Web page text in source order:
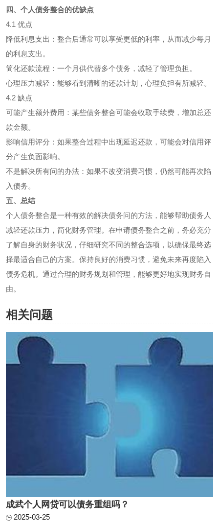
四、个人债务整合的优缺点
4.1 优点
降低利息支出：整合后通常可以享受更低的利率，从而减少每月
的利息支出。
简化还款流程：一个月供代替多个债务，减轻了管理负担。
心理压力减轻：能够看到清晰的还款计划，心理负担有所减轻。
4.2 缺点
可能产生额外费用：某些债务整合可能会收取手续费，增加总还
款金额。
影响信用评分：如果整合过程中出现延迟还款，可能会对信用评
分产生负面影响。
不是解决所有问的办法：如果不改变消费习惯，仍然可能再次陷
入债务。
五、总结
个人债务整合是一种有效的解决债务问的方法，能够帮助债务人
减轻还款压力，简化财务管理。在申请债务整合之前，务必充分
了解自身的财务状况，仔细研究不同的整合选项，以确保最终选
择最适合自己的方案。保持良好的消费习惯，避免未来再度陷入
债务危机。通过合理的财务规划和管理，能够更好地实现财务自
由。
相关问题
成武个人网贷可以债务重组吗？
2025-03-25